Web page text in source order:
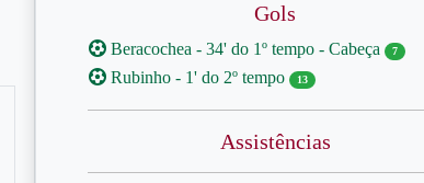
Gols
Beracochea - 34' do 1º tempo - Cabeça 7
Rubinho - 1' do 2º tempo 13
Assistências